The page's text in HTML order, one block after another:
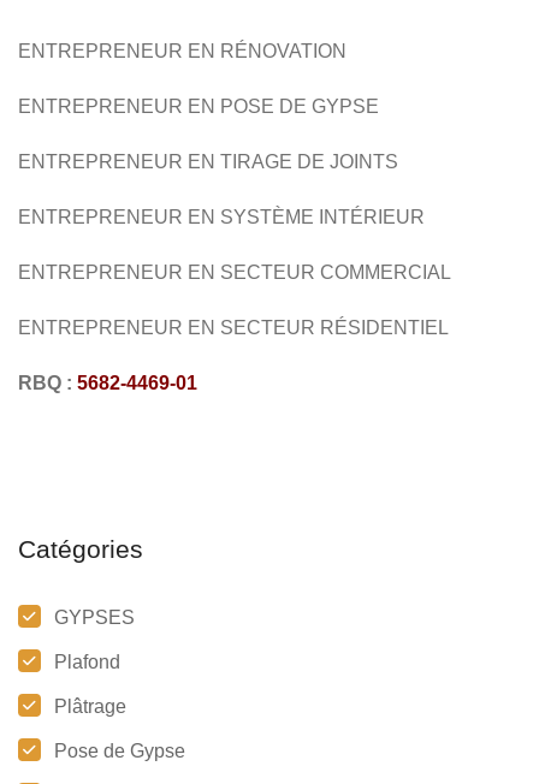
COMMERCIAL -RÉSIDENTIEL
ENTREPRENEUR EN RÉNOVATION
ENTREPRENEUR EN POSE DE GYPSE
ENTREPRENEUR EN TIRAGE DE JOINTS
ENTREPRENEUR EN SYSTÈME INTÉRIEUR
ENTREPRENEUR EN SECTEUR COMMERCIAL
ENTREPRENEUR EN SECTEUR RÉSIDENTIEL
RBQ : 5682-4469-01
Catégories
GYPSES
Plafond
Plâtrage
Pose de Gypse